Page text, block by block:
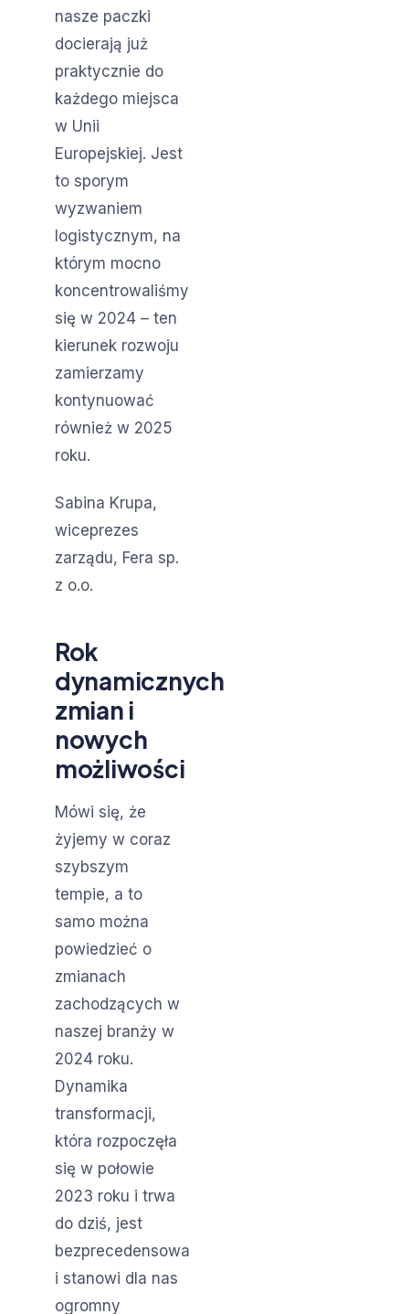
nasze paczki
docierają już
praktycznie do
każdego miejsca
w Unii
Europejskiej. Jest
to sporym
wyzwaniem
logistycznym, na
którym mocno
koncentrowaliśmy
się w 2024 – ten
kierunek rozwoju
zamierzamy
kontynuować
również w 2025
roku.
Sabina Krupa,
wiceprezes
zarządu, Fera sp.
z o.o.
Rok
dynamicznych
zmian i
nowych
możliwości
Mówi się, że
żyjemy w coraz
szybszym
tempie, a to
samo można
powiedzieć o
zmianach
zachodzących w
naszej branży w
2024 roku.
Dynamika
transformacji,
która rozpoczęła
się w połowie
2023 roku i trwa
do dziś, jest
bezprecedensowa
i stanowi dla nas
ogromny